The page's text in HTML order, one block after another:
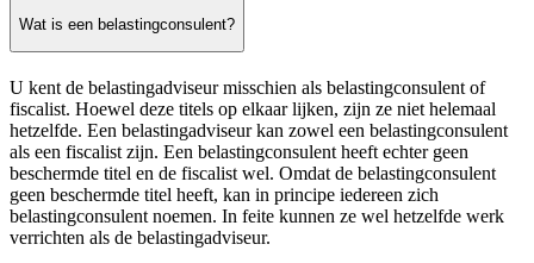
Wat is een belastingconsulent?
U kent de belastingadviseur misschien als belastingconsulent of
fiscalist. Hoewel deze titels op elkaar lijken, zijn ze niet helemaal
hetzelfde. Een belastingadviseur kan zowel een belastingconsulent
als een fiscalist zijn. Een belastingconsulent heeft echter geen
beschermde titel en de fiscalist wel. Omdat de belastingconsulent
geen beschermde titel heeft, kan in principe iedereen zich
belastingconsulent noemen. In feite kunnen ze wel hetzelfde werk
verrichten als de belastingadviseur.